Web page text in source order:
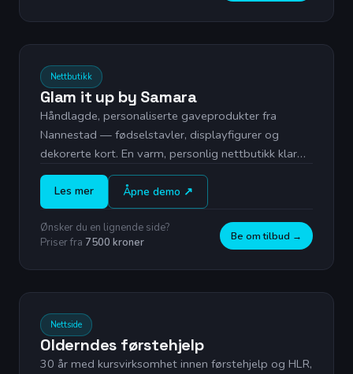
Nettbutikk
Glam it up by Samara
Håndlagde, personaliserte gaveprodukter fra
Nannestad — fødselstavler, displayfigurer og
dekorerte kort. En varm, personlig nettbutikk klar
for full produksjon.
Les mer Åpne demo ↗
Ønsker du en lignende side?
Priser fra 7500 kroner Be om tilbud →
Nettside
Olderndes førstehjelp
30 år med kursvirksomhet innen førstehjelp og HLR,